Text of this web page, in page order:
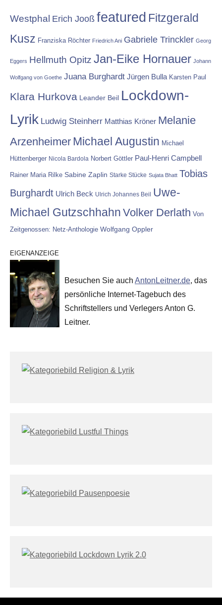
Westphal Erich Jooß featured Fitzgerald
Kusz Franziska Röchter Friedrich Ani Gabriele Trinckler Georg
Eggers Hellmuth Opitz Jan-Eike Hornauer Johann
Wolfgang von Goethe Juana Burghardt Jürgen Bulla Karsten Paul
Klara Hurkova Leander Beil Lockdown-
Lyrik Ludwig Steinherr Matthias Kröner Melanie
Arzenheimer Michael Augustin Michael
Hüttenberger Nicola Bardola Norbert Göttler Paul-Henri Campbell
Rainer Maria Rilke Sabine Zaplin Starke Stücke Sujata Bhatt Tobias
Burghardt Ulrich Beck Ulrich Johannes Beil
Uwe-
Michael Gutzschhahn Volker Derlath Von
Zeitgenossen: Netz-Anthologie Wolfgang Oppler
EIGENANZEIGE
Besuchen Sie auch AntonLeitner.de, das
persönliche Internet-Tagebuch des
Schriftstellers und Verlegers Anton G.
Leitner.